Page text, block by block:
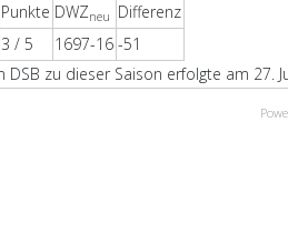
Punkte DWZneu
Differenz
3 / 5 1697-16 -51
zu dieser Saison erfolgte am 27.